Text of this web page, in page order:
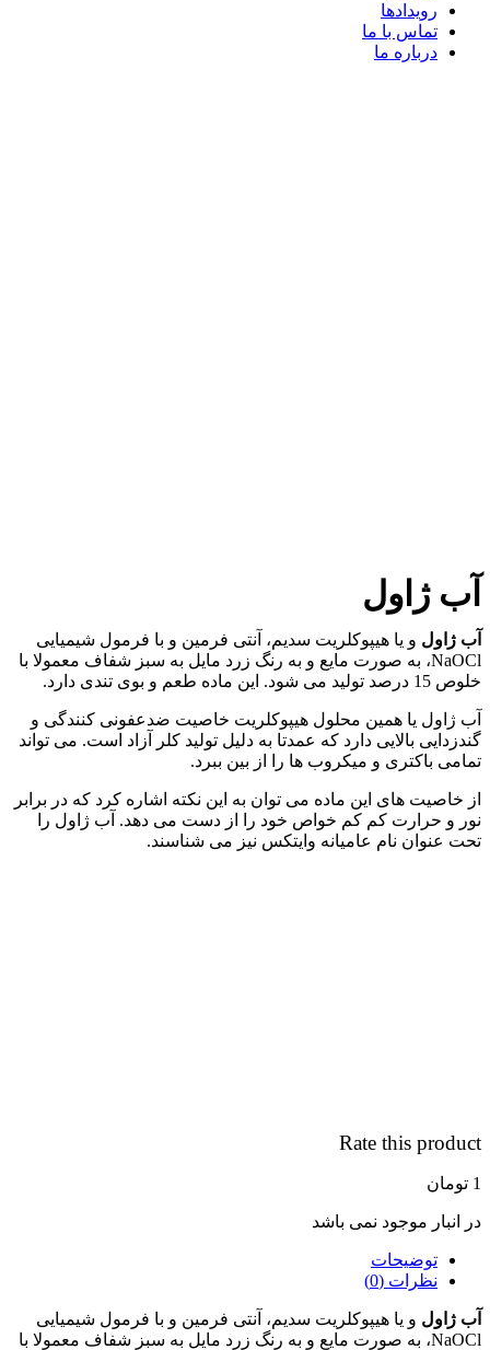
رویدادها
تماس با ما
درباره ما
آب ژاول
آب ژاول و یا هیپوکلریت سدیم، آنتی فرمین و با فرمول شیمیایی
NaOCl، به صورت مایع و به رنگ زرد مایل به سبز شفاف معمولا با
خلوص 15 درصد تولید می شود. این ماده طعم و بوی تندی دارد.
آب ژاول یا همین محلول هیپوکلریت خاصیت ضدعفونی کنندگی و
گندزدایی بالایی دارد که عمدتا به دلیل تولید کلر آزاد است. می تواند
تمامی باکتری و میکروب ها را از بین ببرد.
از خاصیت های این ماده می توان به این نکته اشاره کرد که در برابر
نور و حرارت کم کم خواص خود را از دست می دهد. آب ژاول را
تحت عنوان نام عامیانه وایتکس نیز می شناسند.
Rate this product
1 تومان
در انبار موجود نمی باشد
توضیحات
نظرات (0)
آب ژاول و یا هیپوکلریت سدیم، آنتی فرمین و با فرمول شیمیایی
NaOCl، به صورت مایع و به رنگ زرد مایل به سبز شفاف معمولا با